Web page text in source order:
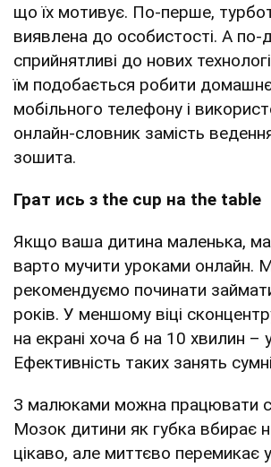
що їх мотивує. По-перше,
виявлена ​​до особистості. А по-
сприйнятливі до нових
їм подобається робити
мобільного телефону і
онлайн-словник замість
зошита.
Грат ись з the cup на the table
Якщо ваша дитина маленька,
варто мучити уроками онлайн.
рекомендуємо починати
років. У меншому віці
на екрані хоча б на 10 хвилин –
Ефективність таких занять
З малюками можна працювати
Мозок дитини як губка вбирає
цікаво, але миттєво перемикає